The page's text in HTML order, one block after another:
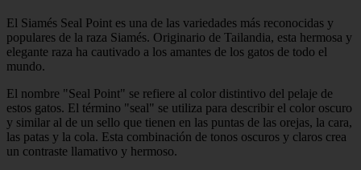
El Siamés Seal Point es una de las variedades más reconocidas y
populares de la raza Siamés. Originario de Tailandia, esta hermosa y
elegante raza ha cautivado a los amantes de los gatos de todo el
mundo.
El nombre "Seal Point" se refiere al color distintivo del pelaje de
estos gatos. El término "seal" se utiliza para describir el color oscuro
y similar al de un sello que tienen en las puntas de las orejas, la cara,
las patas y la cola. Esta combinación de tonos oscuros y claros crea
un contraste llamativo y hermoso.